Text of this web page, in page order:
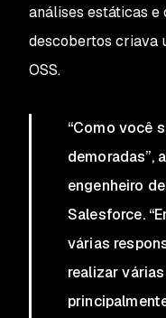
análises estáticas e
descobertos criava
OSS.
“Como você
demoradas”,
engenheiro
Salesforce.
várias
realizar